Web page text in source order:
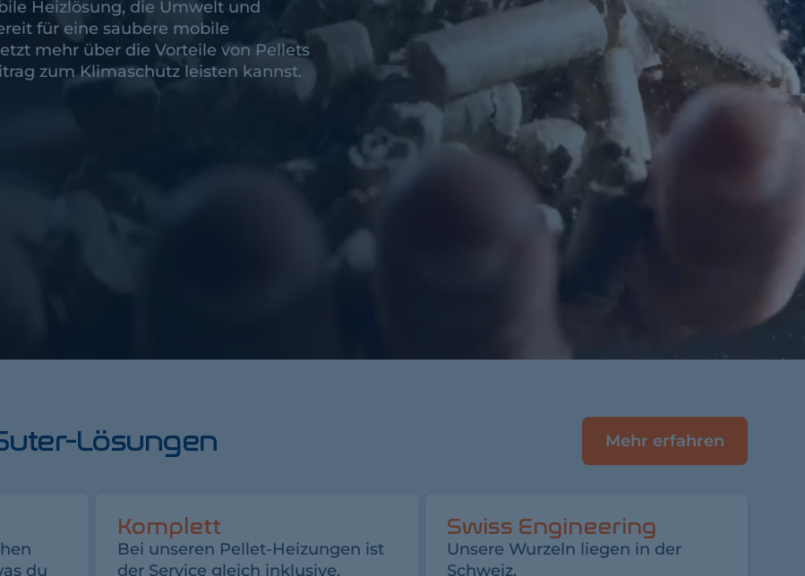
Heizlösung, die Umwelt und
für eine saubere mobile
mehr über die Vorteile von Pellets
zum Klimaschutz leisten kannst.
Lösungen Mehr erfahren
du
Komplett
Bei unseren Pellet-Heizungen ist
der Service gleich inklusive.
Swiss Engineering
Unsere Wurzeln liegen in der
Schweiz.